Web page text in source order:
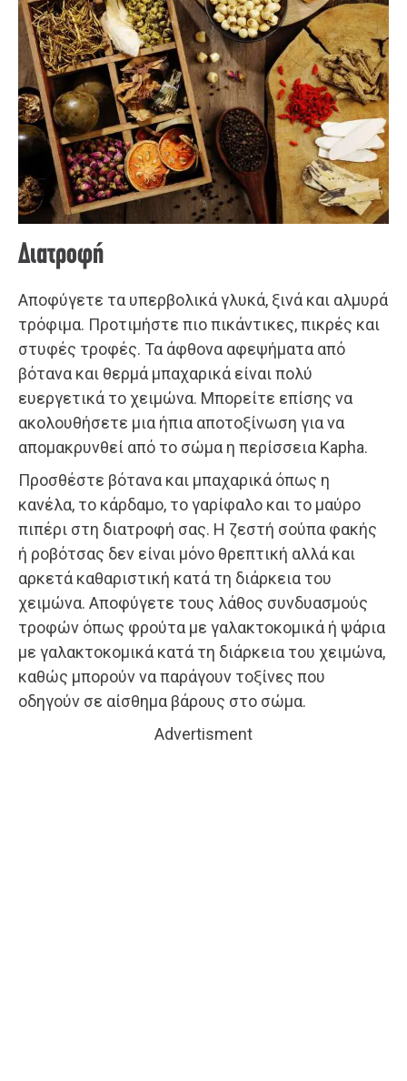
Διατροφή
Αποφύγετε τα υπερβολικά γλυκά, ξινά και αλμυρά
τρόφιμα. Προτιμήστε πιο πικάντικες, πικρές και
στυφές τροφές. Τα άφθονα αφεψήματα από
βότανα και θερμά μπαχαρικά είναι πολύ
ευεργετικά το χειμώνα. Μπορείτε επίσης να
ακολουθήσετε μια ήπια αποτοξίνωση για να
απομακρυνθεί από το σώμα η περίσσεια Kapha.
Προσθέστε βότανα και μπαχαρικά όπως η
κανέλα, το κάρδαμο, το γαρίφαλο και το μαύρο
πιπέρι στη διατροφή σας. Η ζεστή σούπα φακής
ή ροβότσας δεν είναι μόνο θρεπτική αλλά και
αρκετά καθαριστική κατά τη διάρκεια του
χειμώνα. Αποφύγετε τους λάθος συνδυασμούς
τροφών όπως φρούτα με γαλακτοκομικά ή ψάρια
με γαλακτοκομικά κατά τη διάρκεια του χειμώνα,
καθώς μπορούν να παράγουν τοξίνες που
οδηγούν σε αίσθημα βάρους στο σώμα.
Advertisment